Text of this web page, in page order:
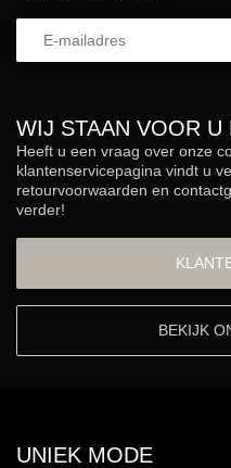
WIJ STAAN VOOR U
Heeft u een vraag over onze
klantenservicepagina vindt u
retourvoorwaarden en
verder!
BEKIJK
UNIEK MODE